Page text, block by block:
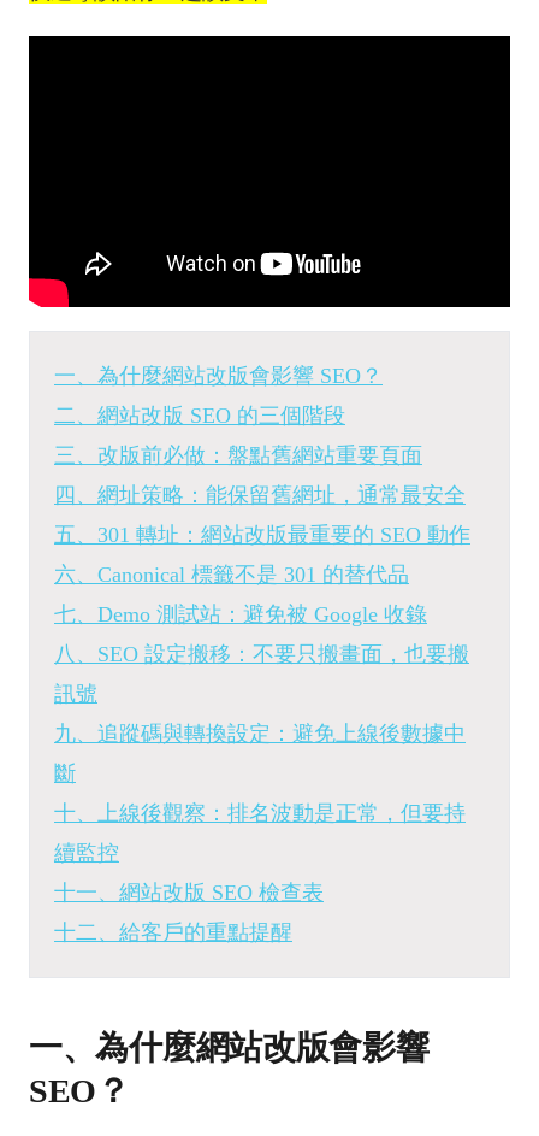
一、為什麼網站改版會影響 SEO？
二、網站改版 SEO 的三個階段
三、改版前必做：盤點舊網站重要頁面
四、網址策略：能保留舊網址，通常最安全
五、301 轉址：網站改版最重要的 SEO 動作
六、Canonical 標籤不是 301 的替代品
七、Demo 測試站：避免被 Google 收錄
八、SEO 設定搬移：不要只搬畫面，也要搬
訊號
九、追蹤碼與轉換設定：避免上線後數據中
斷
十、上線後觀察：排名波動是正常，但要持
續監控
十一、網站改版 SEO 檢查表
十二、給客戶的重點提醒
一、為什麼網站改版會影響
SEO？